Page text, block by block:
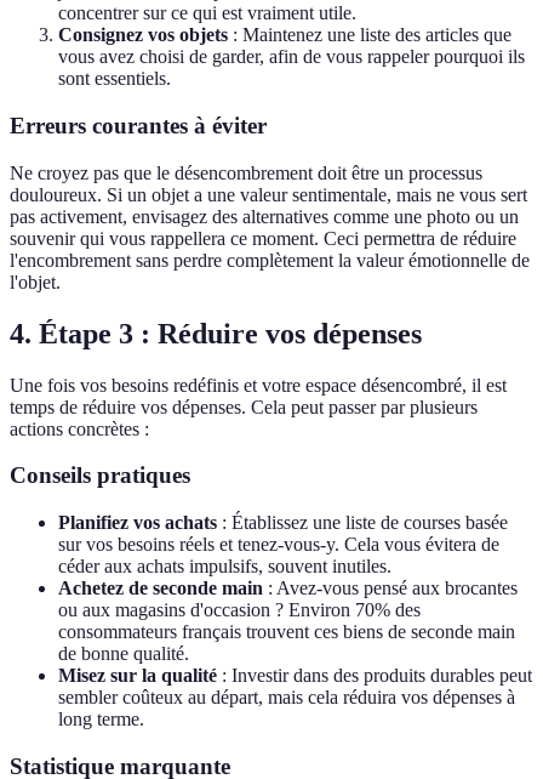
concentrer sur ce qui est vraiment utile.
Consignez vos objets : Maintenez une liste des articles que
vous avez choisi de garder, afin de vous rappeler pourquoi ils
sont essentiels.
Erreurs courantes à éviter
Ne croyez pas que le désencombrement doit être un processus
douloureux. Si un objet a une valeur sentimentale, mais ne vous sert
pas activement, envisagez des alternatives comme une photo ou un
souvenir qui vous rappellera ce moment. Ceci permettra de réduire
l'encombrement sans perdre complètement la valeur émotionnelle de
l'objet.
4. Étape 3 : Réduire vos dépenses
Une fois vos besoins redéfinis et votre espace désencombré, il est
temps de réduire vos dépenses. Cela peut passer par plusieurs
actions concrètes :
Conseils pratiques
Planifiez vos achats : Établissez une liste de courses basée
sur vos besoins réels et tenez-vous-y. Cela vous évitera de
céder aux achats impulsifs, souvent inutiles.
Achetez de seconde main : Avez-vous pensé aux brocantes
ou aux magasins d'occasion ? Environ 70% des
consommateurs français trouvent ces biens de seconde main
de bonne qualité.
Misez sur la qualité : Investir dans des produits durables peut
sembler coûteux au départ, mais cela réduira vos dépenses à
long terme.
Statistique marquante